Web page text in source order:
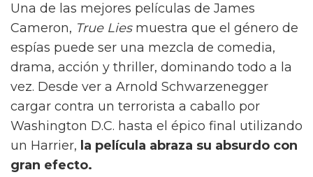
Una de las mejores películas de James
Cameron, True Liesmuestra que el género de
espías puede ser una mezcla de comedia,
drama, acción y thriller, dominando todo a la
vez. Desde ver a Arnold Schwarzenegger
cargar contra un terrorista a caballo por
Washington D.C. hasta el épico final utilizando
un Harrier, la película abraza su absurdo con
gran efecto.